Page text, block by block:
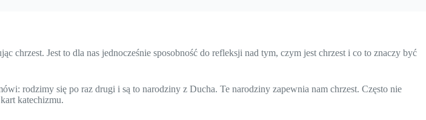
chrzest. Jest to dla nas jednocześnie sposobność do refleksji nad tym, czym jest chrzest i co to znaczy być
rodzimy się po raz drugi i są to narodziny z Ducha. Te narodziny zapewnia nam chrzest. Często nie
katechizmu.